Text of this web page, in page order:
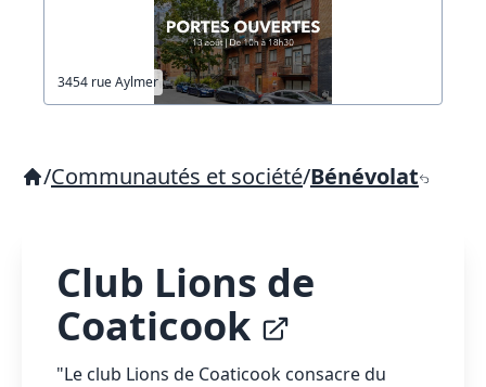
3454 rue Aylmer
/Communautés et société/Bénévolat
Club Lions de
Coaticook
"Le club Lions de Coaticook consacre du